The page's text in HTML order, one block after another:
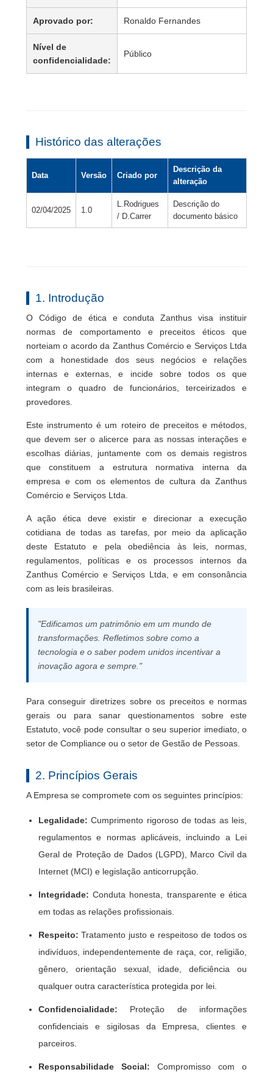
Aprovado por: Ronaldo Fernandes
Nível de
confidencialidade:
Público
Histórico das alterações
Data Versão Criado por
Descrição da
alteração
02/04/2025 1.0
L.Rodrigues
/ D.Carrer
Descrição do
documento básico
1. Introdução
O Código de ética e conduta Zanthus visa instituir
normas de comportamento e preceitos éticos que
norteiam o acordo da Zanthus Comércio e Serviços Ltda
com a honestidade dos seus negócios e relações
internas e externas, e incide sobre todos os que
integram o quadro de funcionários, terceirizados e
provedores.
Este instrumento é um roteiro de preceitos e métodos,
que devem ser o alicerce para as nossas interações e
escolhas diárias, juntamente com os demais registros
que constituem a estrutura normativa interna da
empresa e com os elementos de cultura da Zanthus
Comércio e Serviços Ltda.
A ação ética deve existir e direcionar a execução
cotidiana de todas as tarefas, por meio da aplicação
deste Estatuto e pela obediência às leis, normas,
regulamentos, políticas e os processos internos da
Zanthus Comércio e Serviços Ltda, e em consonância
com as leis brasileiras.
"Edificamos um patrimônio em um mundo de
transformações. Refletimos sobre como a
tecnologia e o saber podem unidos incentivar a
inovação agora e sempre."
Para conseguir diretrizes sobre os preceitos e normas
gerais ou para sanar questionamentos sobre este
Estatuto, você pode consultar o seu superior imediato, o
setor de Compliance ou o setor de Gestão de Pessoas.
2. Princípios Gerais
A Empresa se compromete com os seguintes princípios:
Legalidade: Cumprimento rigoroso de todas as leis,
regulamentos e normas aplicáveis, incluindo a Lei
Geral de Proteção de Dados (LGPD), Marco Civil da
Internet (MCI) e legislação anticorrupção.
Integridade: Conduta honesta, transparente e ética
em todas as relações profissionais.
Respeito: Tratamento justo e respeitoso de todos os
indivíduos, independentemente de raça, cor, religião,
gênero, orientação sexual, idade, deficiência ou
qualquer outra característica protegida por lei.
Confidencialidade: Proteção de informações
confidenciais e sigilosas da Empresa, clientes e
parceiros.
Responsabilidade Social: Compromisso com o